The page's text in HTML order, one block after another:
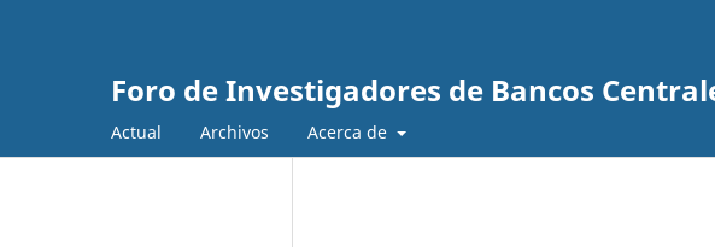
Foro de Investigadores de Bancos
Actual Archivos Acerca de